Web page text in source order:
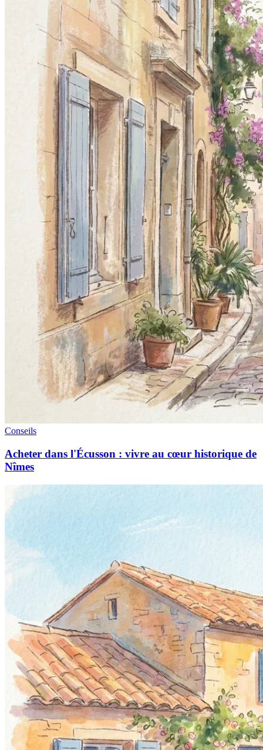
Conseils
Acheter dans l'Écusson : vivre au cœur historique de
Nîmes